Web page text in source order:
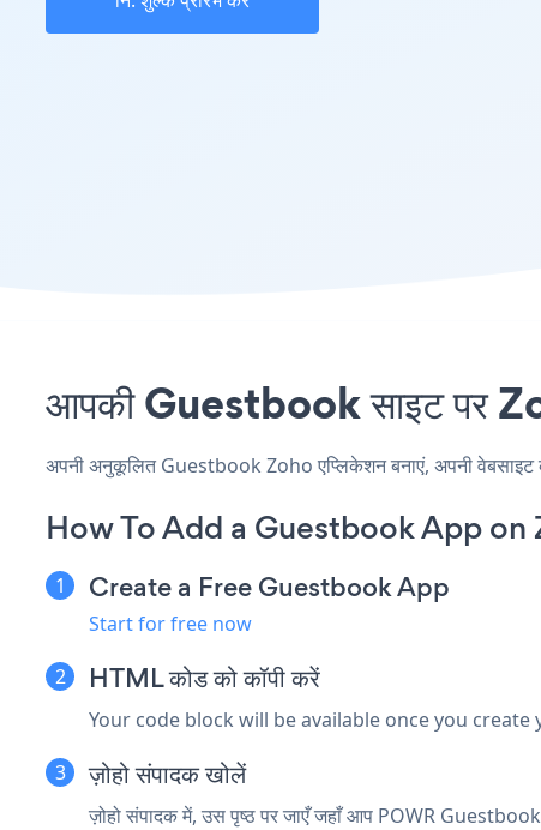
आपकी Guestbook साइट पर
अपनी अनुकूलित Guestbook Zoho एप्लिकेशन बनाएं, अपनी वेबसाइट
How To Add a Guestbook App on
Create a Free Guestbook App
Start for free now
HTML कोड को कॉपी करें
Your code block will be available once you create
ज़ोहो संपादक खोलें
ज़ोहो संपादक में, उस पृष्ठ पर जाएँ जहाँ आप POWR Guestbook